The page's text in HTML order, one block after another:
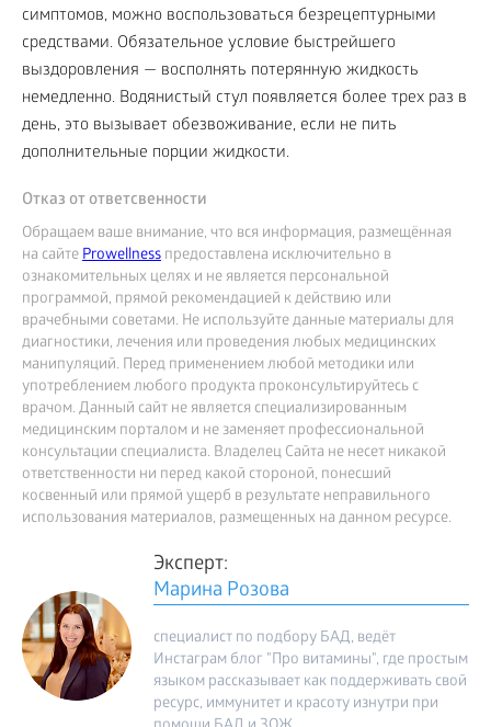
симптомов, можно воспользоваться безрецептурными
средствами. Обязательное условие быстрейшего
выздоровления — восполнять потерянную жидкость
немедленно. Водянистый стул появляется более трех раз в
день, это вызывает обезвоживание, если не пить
дополнительные порции жидкости.
Отказ от ответсвенности
Обращаем ваше внимание, что вся информация, размещённая
на сайтеProwellness предоставлена исключительно в
ознакомительных целях и не является персональной
программой, прямой рекомендацией к действию или
врачебными советами. Не используйте данные материалы для
диагностики, лечения или проведения любых медицинских
манипуляций. Перед применением любой методики или
употреблением любого продукта проконсультируйтесь с
врачом. Данный сайт не является специализированным
медицинским порталом и не заменяет профессиональной
консультации специалиста. Владелец Сайта не несет никакой
ответственности ни перед какой стороной, понесший
косвенный или прямой ущерб в результате неправильного
использования материалов, размещенных на данном ресурсе.
Эксперт:
Марина Розова
специалист по подбору БАД, ведёт
Инстаграм блог "Про витамины", где простым
языком рассказывает как поддерживать свой
ресурс, иммунитет и красоту изнутри при